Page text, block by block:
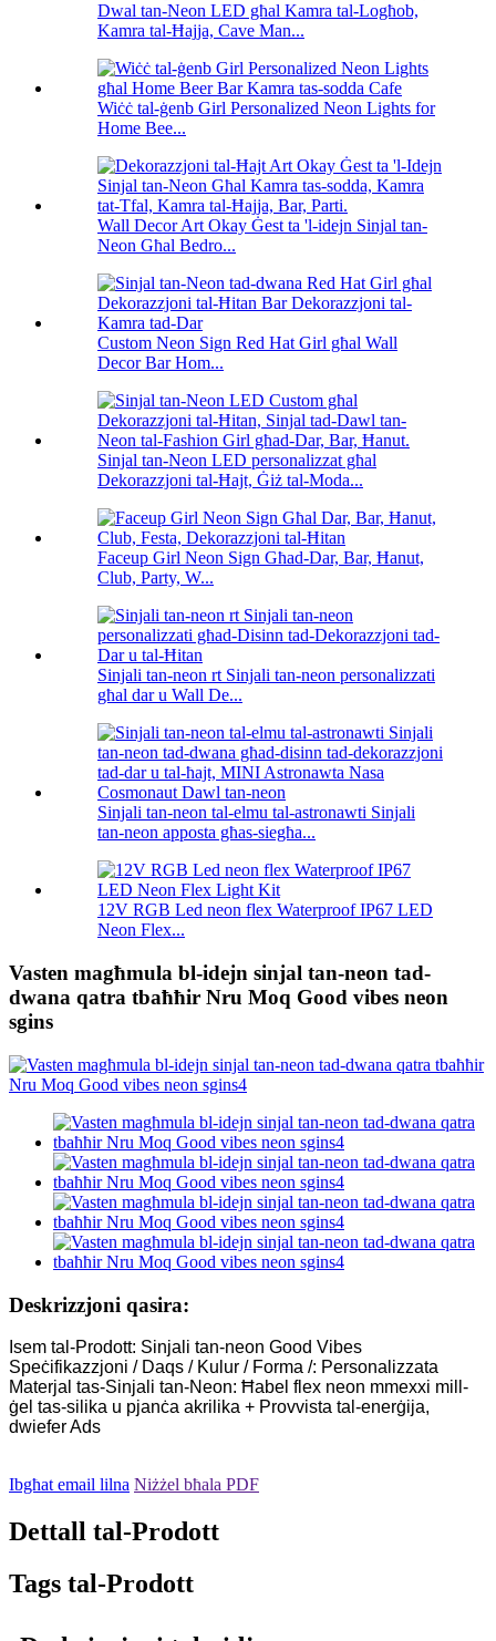
Dwal tan-Neon LED għal Kamra tal-Logħob,
Kamra tal-Ħajja, Cave Man...
Wiċċ tal-ġenb Girl Personalized Neon Lights for
Home Bee...
Wall Decor Art Okay Ġest ta 'l-idejn Sinjal tan-
Neon Għal Bedro...
Custom Neon Sign Red Hat Girl għal Wall
Decor Bar Hom...
Sinjal tan-Neon LED personalizzat għal
Dekorazzjoni tal-Ħajt, Ġiż tal-Moda...
Faceup Girl Neon Sign Għad-Dar, Bar, Ħanut,
Club, Party, W...
Sinjali tan-neon rt Sinjali tan-neon personalizzati
għal dar u Wall De...
Sinjali tan-neon tal-elmu tal-astronawti Sinjali
tan-neon apposta għas-siegħa...
12V RGB Led neon flex Waterproof IP67 LED
Neon Flex...
Vasten magħmula bl-idejn sinjal tan-neon tad-
dwana qatra tbaħħir Nru Moq Good vibes neon
sgins
Deskrizzjoni qasira:
Isem tal-Prodott: Sinjali tan-neon Good Vibes
Speċifikazzjoni / Daqs / Kulur / Forma /: Personalizzata
Materjal tas-Sinjali tan-Neon: Ħabel flex neon mmexxi mill-
ġel tas-silika u pjanċa akrilika + Provvista tal-enerġija,
dwiefer Ads
Ibgħat email lilna Niżżel bħala PDF
Dettall tal-Prodott
Tags tal-Prodott